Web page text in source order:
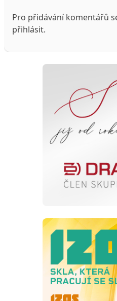
Pro přidávání komentářů
přihlásit.